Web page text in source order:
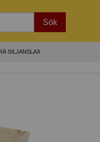
Sök
SILJANSLAX